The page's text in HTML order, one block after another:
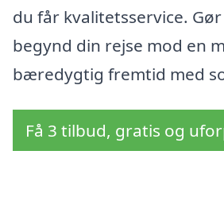
du får kvalitetsservice.
begynd din rejse mod en
bæredygtig fremtid med
Få 3 tilbud, gratis og